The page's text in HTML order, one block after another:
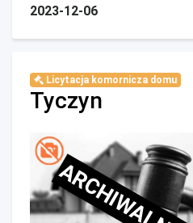
2023-12-06
Licytacja komornicza domu
Tyczyn
ARCHIWALNE